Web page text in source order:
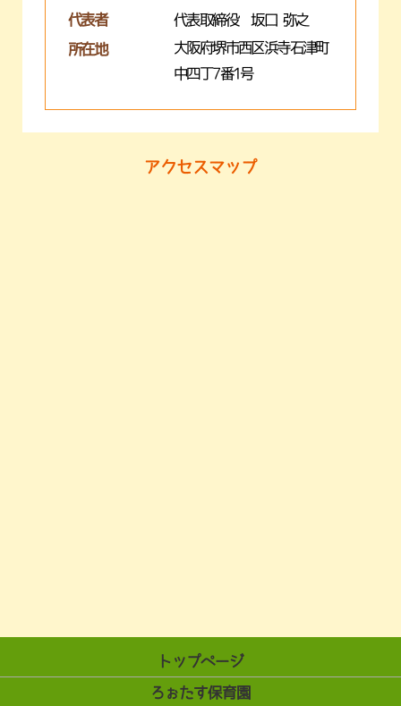
代表者 代表取締役 坂口 弥之
所在地
大阪府堺市西区浜寺石津町
中四丁7番1号
アクセスマップ
トップページ
ろぉたす保育園